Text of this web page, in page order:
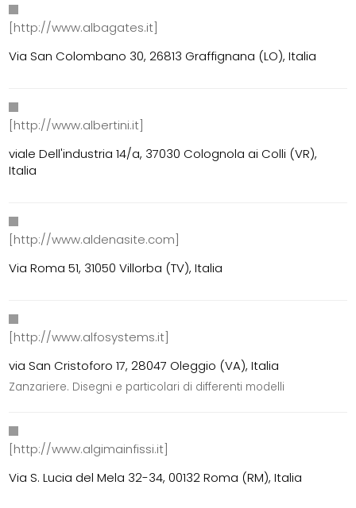
[http://www.albagates.it]
Via San Colombano 30, 26813 Graffignana (LO), Italia
[http://www.albertini.it]
viale Dell'industria 14/a, 37030 Colognola ai Colli (VR),
Italia
[http://www.aldenasite.com]
Via Roma 51, 31050 Villorba (TV), Italia
[http://www.alfosystems.it]
via San Cristoforo 17, 28047 Oleggio (VA), Italia
Zanzariere. Disegni e particolari di differenti modelli
[http://www.algimainfissi.it]
Via S. Lucia del Mela 32-34, 00132 Roma (RM), Italia